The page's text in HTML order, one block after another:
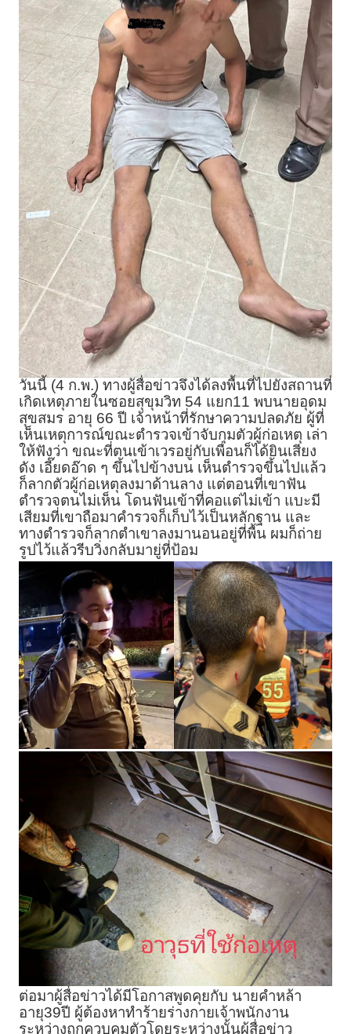
วันนี้ (4 ก.พ.) ทางผู้สื่อข่าวจึงได้ลงพื้นที่ไปยังสถานที่
เกิดเหตุภายในซอยสุขุมวิท 54 แยก11 พบนายอุดม
สุขสมร อายุ 66 ปี เจ้าหน้าที่รักษาความปลดภัย ผู้ที่
เห็นเหตุการณ์ขณะตำรวจเข้าจับกุมตัวผู้ก่อเหตุ เล่า
ให้ฟังว่า ขณะที่ตนเข้าเวรอยู่กับเพื่อนก็ได้ยินเสียง
ดัง เอี๊ยดอ๊าด ๆ ขึ้นไปข้างบน เห็นตำรวจขึ้นไปแล้ว
ก็ลากตัวผู้ก่อเหตุลงมาด้านลาง แต่ตอนที่เขาฟัน
ตำรวจตนไม่เห็น โดนฟันเข้าที่คอแต่ไม่เข้า แบะมี
เสียมที่เขาถือมาคำรวจก็เก็บไว้เป็นหลักฐาน และ
ทางตำรวจก็ลากตำเขาลงมานอนอยู่ที่พื้น ผมก็ถ่าย
รูปไว้แล้วรีบวิ่งกลับมายู่ที่ป้อม
ต่อมาผู้สื่อข่าวได้มีโอกาสพูดคุยกับ นายคำหล้า
อายุ39ปี ผู้ต้องหาทำร้ายร่างกายเจ้าพนักงาน
ระหว่างถูกควบคุมตัวโดยระหว่างนั้นผู้สื่อข่าว